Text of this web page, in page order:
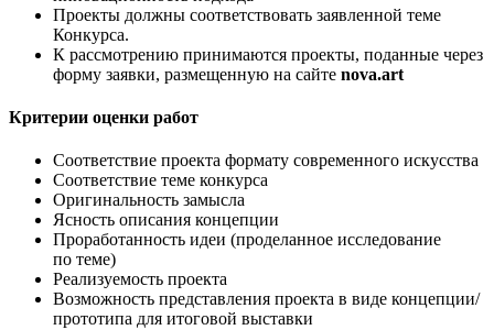
Проекты должны соответствовать заявленной теме
Конкурса.
К рассмотрению принимаются проекты, поданные через
форму заявки, размещенную на сайте nova.art
Критерии оценки работ
Соответствие проекта формату современного искусства
Соответствие теме конкурса
Оригинальность замысла
Ясность описания концепции
Проработанность идеи (проделанное исследование
по теме)
Реализуемость проекта
Возможность представления проекта в виде концепции/
прототипа для итоговой выставки